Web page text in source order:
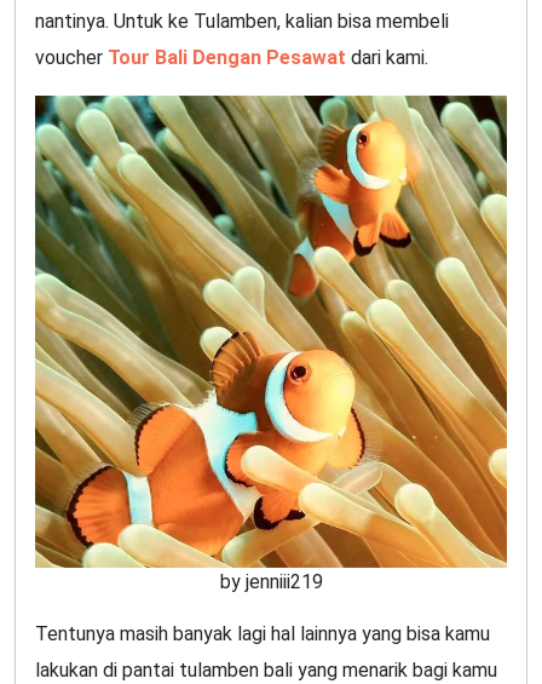
nantinya. Untuk ke Tulamben, kalian bisa membeli
voucher Tour Bali Dengan Pesawat dari kami.
by jenniii219
Tentunya masih banyak lagi hal lainnya yang bisa kamu
lakukan di pantai tulamben bali yang menarik bagi kamu